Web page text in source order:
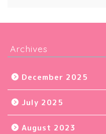
Archives
December 2025
July 2025
August 2023